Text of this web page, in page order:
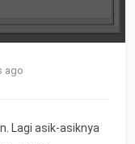
ago
Lagi asik-asiknya